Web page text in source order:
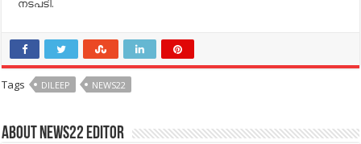
Tags DILEEP NEWS22
About NEWS22 EDITOR